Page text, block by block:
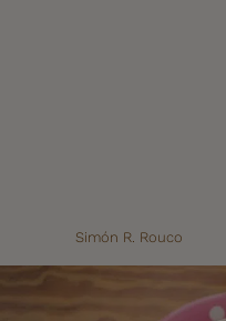
Simón R. Rouco